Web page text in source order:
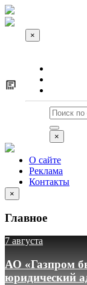
×
×
О сайте
Реклама
Контакты
×
Главное
7 августа
АО «Газпром
юридический